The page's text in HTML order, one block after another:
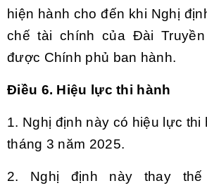
hiện hành cho đến khi Nghị
chế tài chính của Đài
được Chính phủ ban hành.
Điều 6. Hiệu lực thi hành
1. Nghị định này có hiệu lực thi
tháng 3 năm 2025.
2. Nghị định này thay